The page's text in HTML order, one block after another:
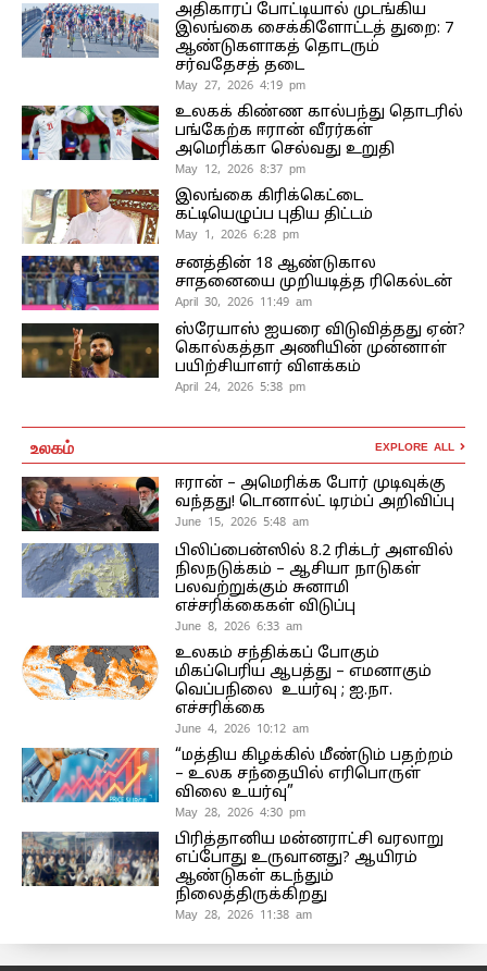
அதிகாரப் போட்டியால் முடங்கிய
இலங்கை சைக்கிளோட்டத் துறை: 7
ஆண்டுகளாகத் தொடரும்
சர்வதேசத் தடை
May 27, 2026 4:19 pm
உலகக் கிண்ண கால்பந்து தொடரில்
பங்கேற்க ஈரான் வீரர்கள்
அமெரிக்கா செல்வது உறுதி
May 12, 2026 8:37 pm
இலங்கை கிரிக்கெட்டை
கட்டியெழுப்ப புதிய திட்டம்
May 1, 2026 6:28 pm
சனத்தின் 18 ஆண்டுகால
சாதனையை முறியடித்த ரிகெல்டன்
April 30, 2026 11:49 am
ஸ்ரேயாஸ் ஐயரை விடுவித்தது ஏன்?
கொல்கத்தா அணியின் முன்னாள்
பயிற்சியாளர் விளக்கம்
April 24, 2026 5:38 pm
உலகம் EXPLORE ALL
ஈரான் – அமெரிக்க போர் முடிவுக்கு
வந்தது! டொனால்ட் டிரம்ப் அறிவிப்பு
June 15, 2026 5:48 am
பிலிப்பைன்ஸில் 8.2 ரிக்டர் அளவில்
நிலநடுக்கம் – ஆசியா நாடுகள்
பலவற்றுக்கும் சுனாமி
எச்சரிக்கைகள் விடுப்பு
June 8, 2026 6:33 am
உலகம் சந்திக்கப் போகும்
மிகப்பெரிய ஆபத்து – எமனாகும்
வெப்பநிலை உயர்வு ; ஐ.நா.
எச்சரிக்கை
June 4, 2026 10:12 am
“மத்திய கிழக்கில் மீண்டும் பதற்றம்
– உலக சந்தையில் எரிபொருள்
விலை உயர்வு”
May 28, 2026 4:30 pm
பிரித்தானிய மன்னராட்சி வரலாறு
எப்போது உருவானது? ஆயிரம்
ஆண்டுகள் கடந்தும்
நிலைத்திருக்கிறது
May 28, 2026 11:38 am